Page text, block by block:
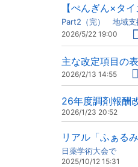
【ぺんぎん×タ
Part2（完） 地域支
2026/5/22 19:00
主な改定項目の
2026/2/13 14:55
26年度調剤報酬
2026/1/23 20:52
リアル「ふぁる
日薬学術大会で
2025/10/12 15:31